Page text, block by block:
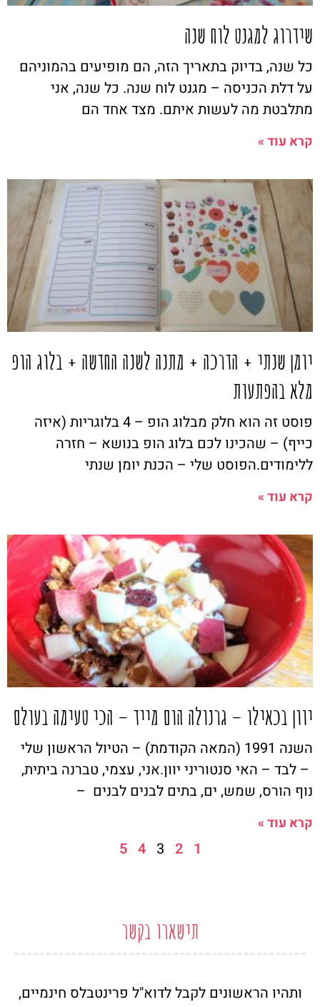
שידרוג למגנט לוח שנה
כל שנה, בדיוק בתאריך הזה, הם מופיעים בהמוניהם
על דלת הכניסה – מגנט לוח שנה. כל שנה, אני
מתלבטת מה לעשות איתם. מצד אחד הם
קרא עוד »
יומן שנתי + הדרכה + מתנה לשנה החדשה + בלוג הופ
מלא בהפתעות
פוסט זה הוא חלק מבלוג הופ – 4 בלוגריות (איזה
כייף) – שהכינו לכם בלוג הופ בנושא – חזרה
ללימודים.הפוסט שלי – הכנת יומן שנתי
קרא עוד »
יוון בכאילו – גרנולה הום מייד – הכי טעימה בעולם
השנה 1991 (המאה הקודמת) – הטיול הראשון שלי
– לבד – האי סנטוריני יוון.אני, עצמי, טברנה ביתית,
נוף הורס, שמש, ים, בתים לבנים לבנים –
קרא עוד »
1
2
3
4
5
תישארו בקשר
ותהיו הראשונים לקבל לדוא"ל פרינטבלס חינמיים,